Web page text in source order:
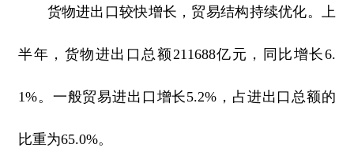
货物进出口较快增长，贸易结构持续优化。上
半年，货物进出口总额211688亿元，同比增长6.
1%。一般贸易进出口增长5.2%，占进出口总额的
比重为65.0%。